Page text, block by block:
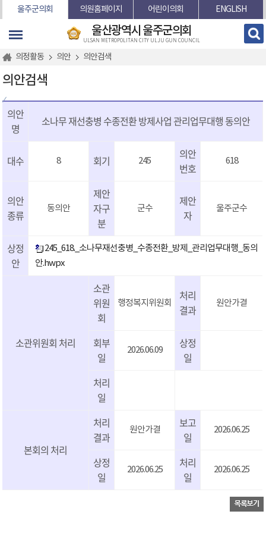
본문바로가기
울주군의회 의원홈페이지 어린이의회 ENGLISH
울산광역시 울주군의회
ULSAN METROPOLITAN CITY ULJU GUN COUNCIL
의정활동 의안 의안검색
의안검색
의안
명
소나무 재선충병 수종전환 방제사업 관리업무대행 동의안
대수 8 회기 245
의안
번호
618
의안
종류
동의안
제안
자구
분
군수
제안
자
울주군수
상정
안
245_618._소나무재선충병_수종전환_방제_관리업무대행_동의
안.hwpx
소관위원회 처리
소관
위원
회
행정복지위원회
처리
결과
원안가결
회부
일
2026.06.09
상정
일
처리
일
본회의 처리
처리
결과
원안가결
보고
일
2026.06.25
상정
일
2026.06.25
처리
일
2026.06.25